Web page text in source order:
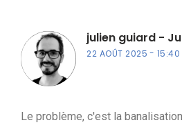
julien guiard -
22 AOÛT 2025 15:40
Le problème, c'est la